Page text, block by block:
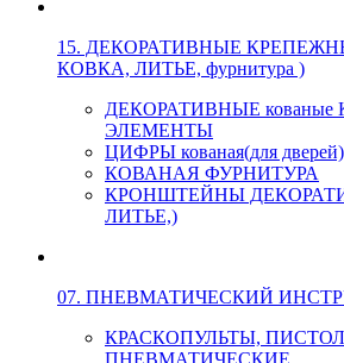
15. ДЕКОРАТИВНЫЕ
КОВКА, ЛИТЬЕ, фурнитура )
ДЕКОРАТИВНЫЕ
ЭЛЕМЕНТЫ
ЦИФРЫ кованая(для дверей)
КОВАНАЯ ФУРНИТУРА
КРОНШТЕЙНЫ
ЛИТЬЕ,)
07. ПНЕВМАТИЧЕСКИЙ
КРАСКОПУЛЬТЫ,
ПНЕВМАТИЧЕСКИЕ